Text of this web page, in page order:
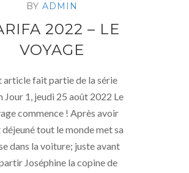
BY ADMIN
2022 – LE
VOYAGE
article fait partie de la série
Jour 1, jeudi 25 août 2022 Le
commence ! Après avoir
tout le monde met sa
dans la voiture; juste avant
Joséphine la copine de